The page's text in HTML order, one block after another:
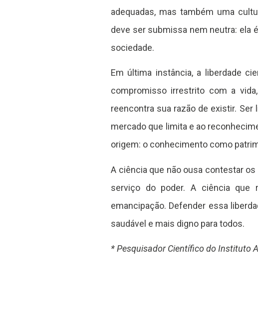
adequadas, mas também uma
deve ser submissa nem neutra: ela
sociedade.
Em última instância, a liberdade
compromisso irrestrito com a
reencontra sua razão de existir.
mercado que limita e ao
origem: o conhecimento como
A ciência que não ousa contestar
serviço do poder. A ciência que
emancipação. Defender essa
saudável e mais digno para todos.
* Pesquisador Científico do Instituto